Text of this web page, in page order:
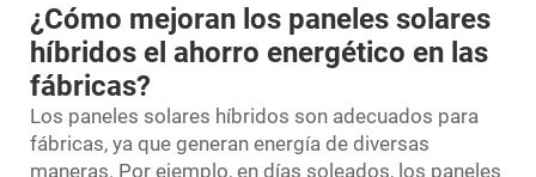
¿Cómo mejoran los paneles solares
híbridos el ahorro energético en las
fábricas?
Los paneles solares híbridos son adecuados para
fábricas, ya que generan energía de diversas
maneras. Por ejemplo, en días soleados, los paneles